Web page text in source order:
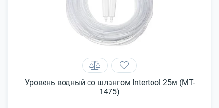
Уровень водный со шлангом Intertool 25м (MT-
1475)